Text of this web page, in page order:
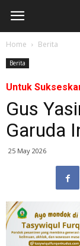
Home Berita
Berita
Untuk
Gus
Garuda
25 May 2026